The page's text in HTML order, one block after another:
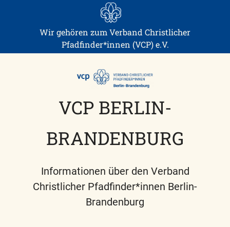
Wir gehören zum Verband Christlicher
Pfadfinder*innen (VCP) e.V.
VCP BERLIN-
BRANDENBURG
Informationen über den Verband
Christlicher Pfadfinder*innen Berlin-
Brandenburg